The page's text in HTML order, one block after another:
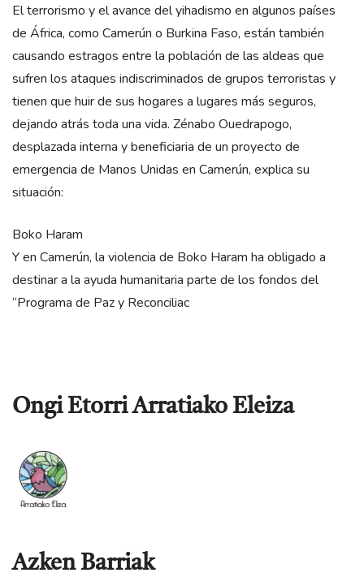
El terrorismo y el avance del yihadismo en algunos países
de África, como Camerún o Burkina Faso, están también
causando estragos entre la población de las aldeas que
sufren los ataques indiscriminados de grupos terroristas y
tienen que huir de sus hogares a lugares más seguros,
dejando atrás toda una vida. Zénabo Ouedrapogo,
desplazada interna y beneficiaria de un proyecto de
emergencia de Manos Unidas en Camerún, explica su
situación:
Boko Haram
Y en Camerún, la violencia de Boko Haram ha obligado a
destinar a la ayuda humanitaria parte de los fondos del
“Programa de Paz y Reconciliac
Ongi Etorri Arratiako Eleiza
Azken Barriak